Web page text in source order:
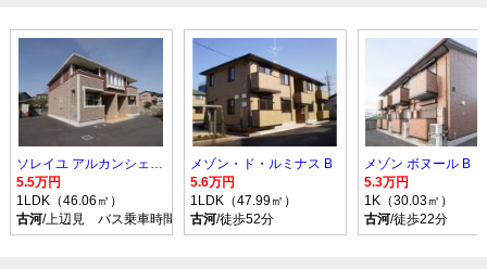
ソレイユ アルカンシェル Ｂ
5.5万円
1LDK（46.06㎡）
古河/上辺見 バス乗車時間10分 停歩9分
メゾン・ド・ルミナス B
5.6万円
1LDK（47.99㎡）
古河/徒歩52分
メゾン ボヌール B
5.3万円
1K（30.03㎡）
古河/徒歩22分